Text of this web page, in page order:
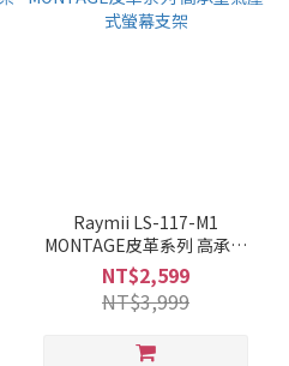
Raymii LS-117-M1
MONTAGE皮革系列 高承重
氣壓式螢幕支架
NT$2,599
NT$3,999